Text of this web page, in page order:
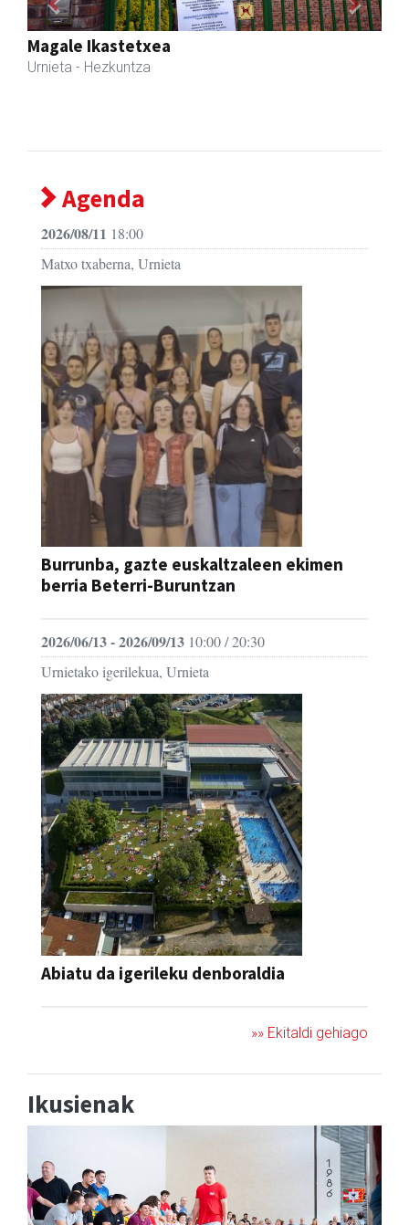
Urnietako Udala
Urnieta - Udaletxeak
Previous Next
Agenda
2026/08/11 18:00
Matxo txaberna, Urnieta
Burrunba, gazte euskaltzaleen ekimen
berria Beterri-Buruntzan
2026/06/13 - 2026/09/13 10:00 / 20:30
Urnietako igerilekua, Urnieta
Abiatu da igerileku denboraldia
»» Ekitaldi gehiago
Ikusienak